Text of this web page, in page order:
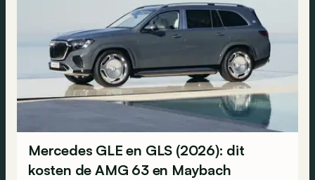
Mercedes GLE en GLS (2026): dit
kosten de AMG 63 en Maybach